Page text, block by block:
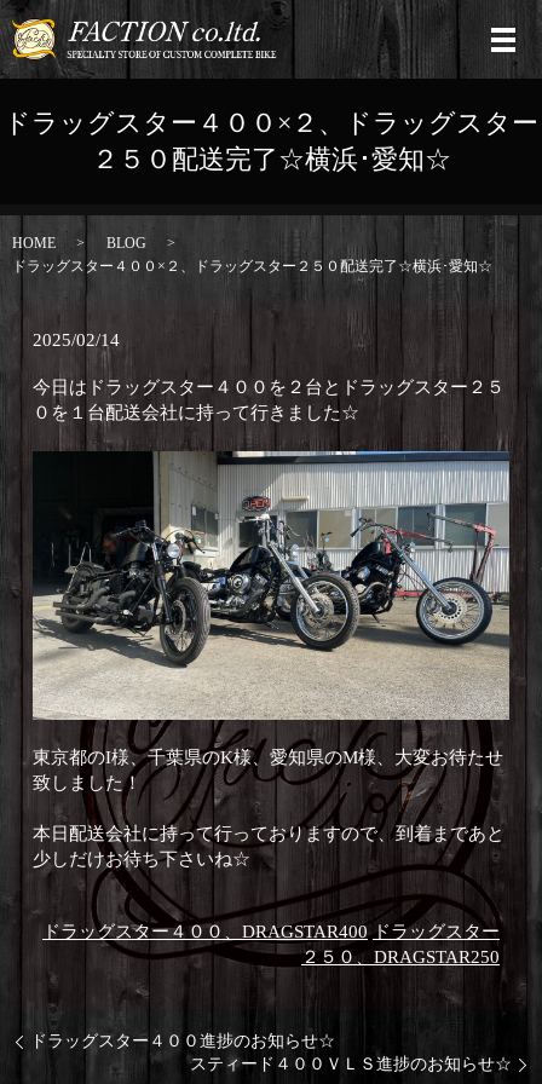
ドラッグスター４００×２、ドラッグスター
２５０配送完了☆横浜･愛知☆
HOME
BLOG
ドラッグスター４００×２、ドラッグスター２５０配送完了☆横浜･愛知☆
2025/02/14
今日はドラッグスター４００を２台とドラッグスター２５
０を１台配送会社に持って行きました☆
東京都のI様、千葉県のK様、愛知県のM様、大変お待たせ
致しました！
本日配送会社に持って行っておりますので、到着まであと
少しだけお待ち下さいね☆
ドラッグスター４００、DRAGSTAR400
ドラッグスター
２５０、DRAGSTAR250
ドラッグスター４００進捗のお知らせ☆
スティード４００ＶＬＳ進捗のお知らせ☆